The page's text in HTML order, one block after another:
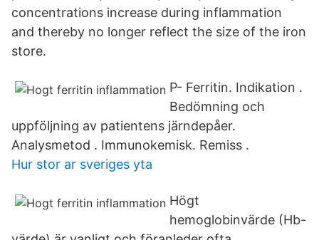
concentrations increase during inflammation
and thereby no longer reflect the size of the iron
store.
P- Ferritin. Indikation .
Bedömning och
uppföljning av patientens järndepåer.
Analysmetod . Immunokemisk. Remiss .
Hur stor ar sveriges yta
Högt
hemoglobinvärde (Hb-